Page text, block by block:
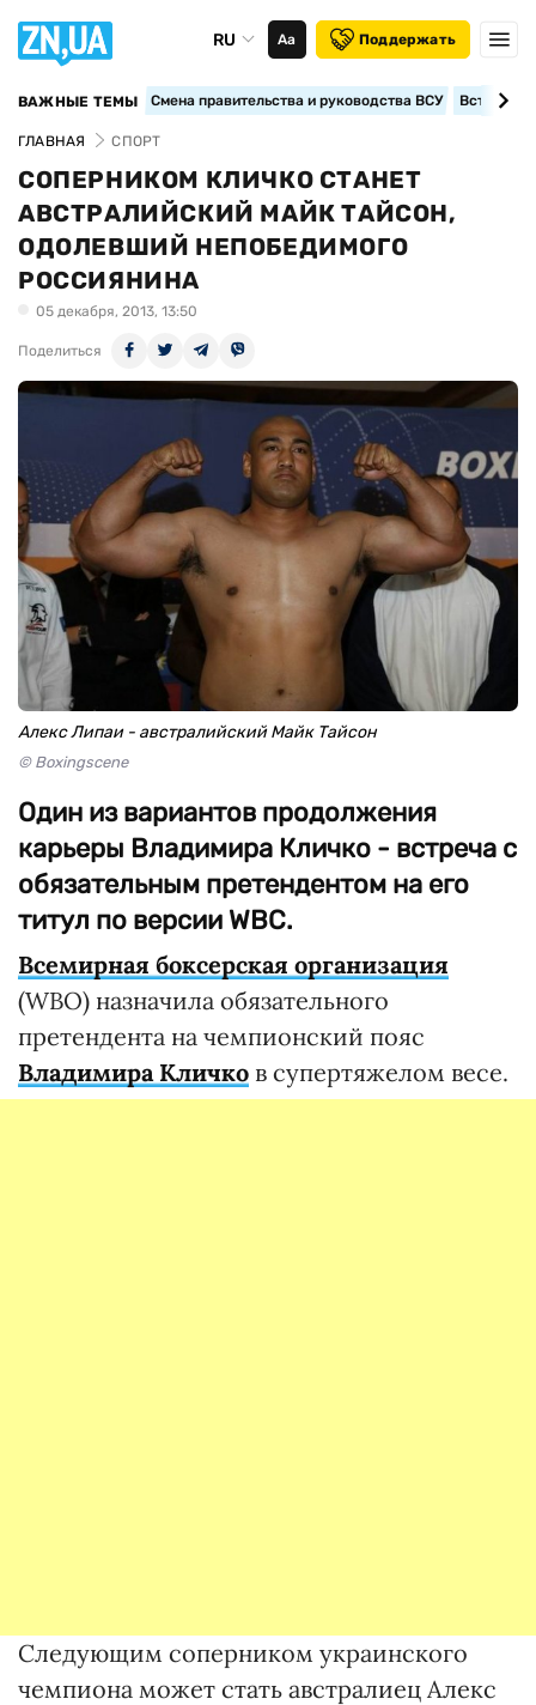
RU Аа Поддержать
ВАЖНЫЕ ТЕМЫ Смена правительства и руководства ВСУ
ГЛАВНАЯ СПОРТ
СОПЕРНИКОМ КЛИЧКО СТАНЕТ
АВСТРАЛИЙСКИЙ МАЙК ТАЙСОН,
ОДОЛЕВШИЙ НЕПОБЕДИМОГО
РОССИЯНИНА
05 декабря, 2013, 13:50
Поделиться
Алекс Липаи - австралийский Майк Тайсон
© Boxingscene
Один из вариантов продолжения
карьеры Владимира Кличко - встреча с
обязательным претендентом на его
титул по версии WBC.
Всемирная боксерская организация
(WBO) назначила обязательного
претендента на чемпионский пояс
Владимира Кличко в супертяжелом весе.
Следующим соперником украинского
чемпиона может стать австралиец Алекс